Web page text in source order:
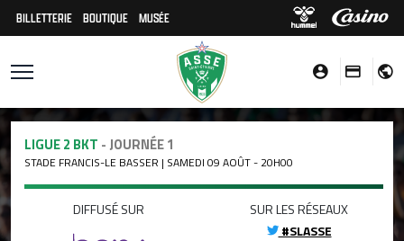
BILLETTERIE BOUTIQUE MUSÉE
LIGUE 2 BKT - JOURNÉE 1
STADE FRANCIS-LE BASSER | SAMEDI 09 AOÛT - 20H00
DIFFUSÉ SUR
SUR LES RÉSEAUX
#SLASSE